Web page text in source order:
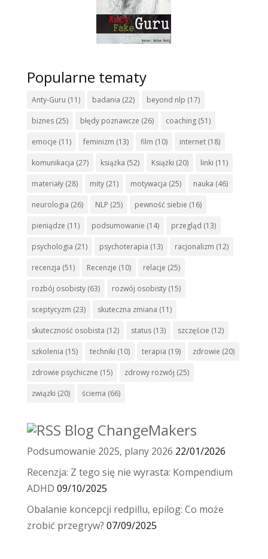
Popularne tematy
Anty-Guru (11) badania (22) beyond nlp (17)
biznes(25) błędy poznawcze (26) coaching(51)
emocje (11) feminizm (13) film (10) internet(18)
komunikacja (27) książka (52) Książki (20) linki (11)
materiały(28) mity(21) motywacja (25) nauka (46)
neurologia (26) NLP (25) pewność siebie (16)
pieniądze (11) podsumowanie (14) przegląd (13)
psychologia (21) psychoterapia (13) racjonalizm (12)
recenzja (51) Recenzje (10) relacje (25)
rozbój osobisty(63) rozwój osobisty(15)
sceptycyzm (23) skuteczna zmiana (11)
skuteczność osobista (12) status(13) szczęście (12)
szkolenia (15) techniki (10) terapia (19) zdrowie (20)
zdrowie psychiczne (15) zdrowy rozwój (25)
związki (20) ściema (66)
Blog ChangeMakers
Podsumowanie 2025, plany 2026 22/01/2026
Recenzja: Z tego się nie wyrasta: Kompendium
ADHD 09/10/2025
Obalanie koncepcji redpillu, epilog: Co może
zrobić przegryw? 07/09/2025